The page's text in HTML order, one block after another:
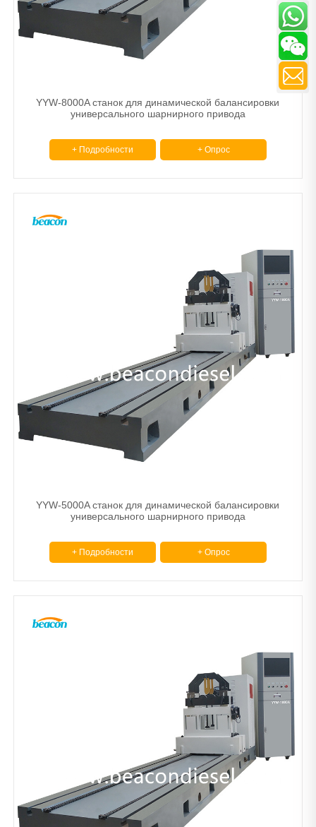
YYW-8000A станок для динамической балансировки
универсального шарнирного привода
+ Подробности + Опрос
YYW-5000A станок для динамической балансировки
универсального шарнирного привода
+ Подробности + Опрос